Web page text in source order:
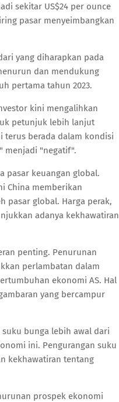
sekitar US$24 per ounce
pasar menyeimbangkan
yang diharapkan pada
dan mendukung
pertama tahun 2023.
kini mengalihkan
petunjuk lebih lanjut
terus berada dalam kondisi
menjadi "negatif".
pasar keuangan global.
China memberikan
pasar global. Harga perak,
adanya kekhawatiran
penting. Penurunan
perlambatan dalam
ekonomi AS. Hal
yang bercampur
suku bunga lebih awal dari
ini. Pengurangan suku
kekhawatiran tentang
prospek ekonomi